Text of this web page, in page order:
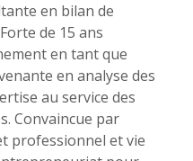
en bilan de
de 15 ans
en tant que
en analyse des
au service des
Convaincue par
professionnel et vie